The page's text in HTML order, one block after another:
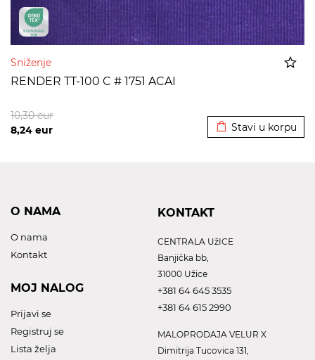
Sniženje
RENDER TT-100 C # 1751 ACAI
8,24 eur
10,30eur
Stavi u korpu
O NAMA
O nama
Kontakt
MOJ NALOG
Prijavi se
Registruj se
Lista želja
KONTAKT
CENTRALA UžICE
Banjička bb,
31000 Užice
+381 64 645 3535
+381 64 615 2990
MALOPRODAJA VELUR X
Dimitrija Tucovica 131,